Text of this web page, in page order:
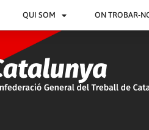
QUI SOM ON TROBAR-